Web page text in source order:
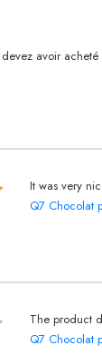
devez avoir
It was very
Q7 Chocolat
The product
Q7 Chocolat